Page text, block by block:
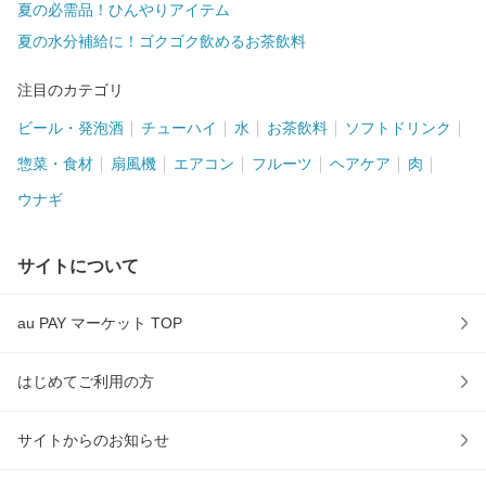
夏の必需品！ひんやりアイテム
夏の水分補給に！ゴクゴク飲めるお茶飲料
注目のカテゴリ
ビール・発泡酒 チューハイ 水 お茶飲料 ソフトドリンク
惣菜・食材 扇風機 エアコン フルーツ ヘアケア 肉
ウナギ
サイトについて
au PAY マーケット TOP
はじめてご利用の方
サイトからのお知らせ